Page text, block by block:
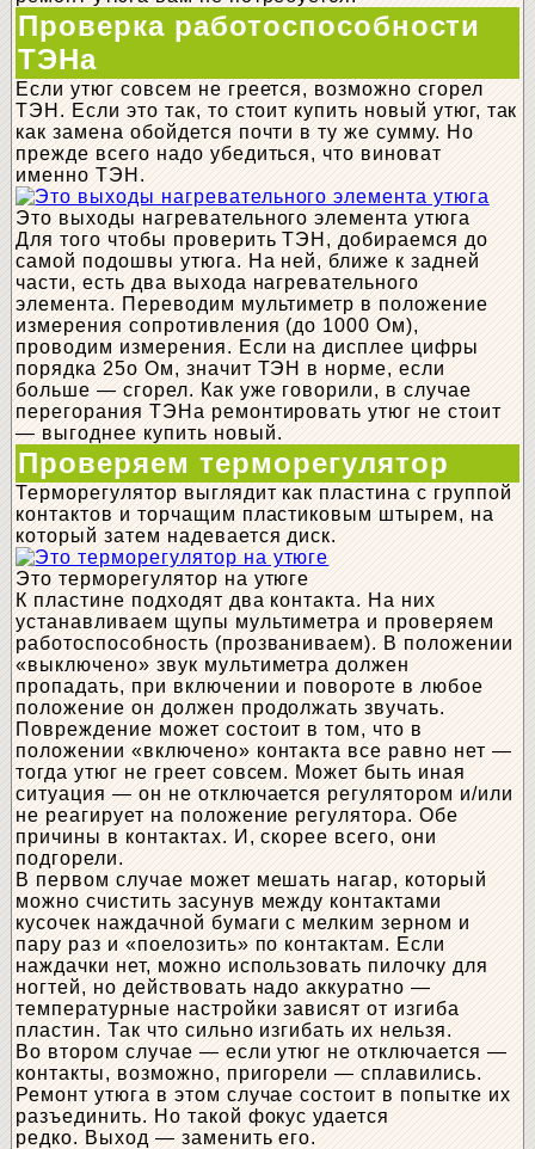
Проверка работоспособности
ТЭНа
Если утюг совсем не греется, возможно сгорел
ТЭН. Если это так, то стоит купить новый утюг, так
как замена обойдется почти в ту же сумму. Но
прежде всего надо убедиться, что виноват
именно ТЭН.
Это выходы нагревательного элемента утюга
Для того чтобы проверить ТЭН, добираемся до
самой подошвы утюга. На ней, ближе к задней
части, есть два выхода нагревательного
элемента. Переводим мультиметр в положение
измерения сопротивления (до 1000 Ом),
проводим измерения. Если на дисплее цифры
порядка 25о Ом, значит ТЭН в норме, если
больше — сгорел. Как уже говорили, в случае
перегорания ТЭНа ремонтировать утюг не стоит
— выгоднее купить новый.
Проверяем терморегулятор
Терморегулятор выглядит как пластина с группой
контактов и торчащим пластиковым штырем, на
который затем надевается диск.
Это терморегулятор на утюге
К пластине подходят два контакта. На них
устанавливаем щупы мультиметра и проверяем
работоспособность (прозваниваем). В положении
«выключено» звук мультиметра должен
пропадать, при включении и повороте в любое
положение он должен продолжать звучать.
Повреждение может состоит в том, что в
положении «включено» контакта все равно нет —
тогда утюг не греет совсем. Может быть иная
ситуация — он не отключается регулятором и/или
не реагирует на положение регулятора. Обе
причины в контактах. И, скорее всего, они
подгорели.
В первом случае может мешать нагар, который
можно счистить засунув между контактами
кусочек наждачной бумаги с мелким зерном и
пару раз и «поелозить» по контактам. Если
наждачки нет, можно использовать пилочку для
ногтей, но действовать надо аккуратно —
температурные настройки зависят от изгиба
пластин. Так что сильно изгибать их нельзя.
Во втором случае — если утюг не отключается —
контакты, возможно, пригорели — сплавились.
Ремонт утюга в этом случае состоит в попытке их
разъединить. Но такой фокус удается
редко. Выход — заменить его.